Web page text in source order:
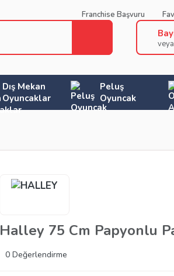
Franchise Başvuru
Dış Mekan
Oyuncaklar
Peluş
Oyuncak
Halley 75 Cm Papyonlu
0 Değerlendirme